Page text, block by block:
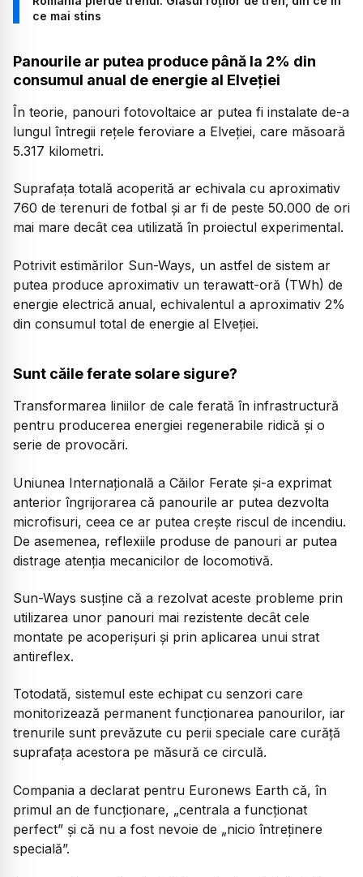
ce mai stins
Panourile ar putea produce până la 2% din
consumul anual de energie al Elveției
În teorie, panouri fotovoltaice ar putea fi instalate de-a
lungul întregii rețele feroviare a Elveției, care măsoară
5.317 kilometri.
Suprafața totală acoperită ar echivala cu aproximativ
760 de terenuri de fotbal și ar fi de peste 50.000 de ori
mai mare decât cea utilizată în proiectul experimental.
Potrivit estimărilor Sun-Ways, un astfel de sistem ar
putea produce aproximativ un terawatt-oră (TWh) de
energie electrică anual, echivalentul a aproximativ 2%
din consumul total de energie al Elveției.
Sunt căile ferate solare sigure?
Transformarea liniilor de cale ferată în infrastructură
pentru producerea energiei regenerabile ridică și o
serie de provocări.
Uniunea Internațională a Căilor Ferate și-a exprimat
anterior îngrijorarea că panourile ar putea dezvolta
microfisuri, ceea ce ar putea crește riscul de incendiu.
De asemenea, reflexiile produse de panouri ar putea
distrage atenția mecanicilor de locomotivă.
Sun-Ways susține că a rezolvat aceste probleme prin
utilizarea unor panouri mai rezistente decât cele
montate pe acoperișuri și prin aplicarea unui strat
antireflex.
Totodată, sistemul este echipat cu senzori care
monitorizează permanent funcționarea panourilor, iar
trenurile sunt prevăzute cu perii speciale care curăță
suprafața acestora pe măsură ce circulă.
Compania a declarat pentru Euronews Earth că, în
primul an de funcționare, „centrala a funcționat
perfect” și că nu a fost nevoie de „nicio întreținere
specială”.